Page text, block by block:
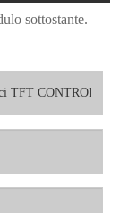
sottostante.